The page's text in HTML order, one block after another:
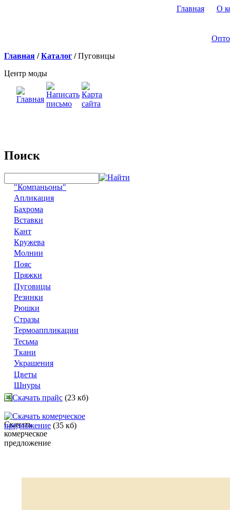
Главная О
Главная /Каталог /Пуговицы
Центр моды
Поиск
"Компаньоны"
Апликация
Бахрома
Вставки
Кант
Кружева
Молнии
Пояс
Пряжки
Пуговицы
Резинки
Рюшки
Стразы
Термоаппликации
Тесьма
Ткани
Украшения
Цветы
Шнуры
Скачать прайс (23 кб)
Скачать комерческое
предложение (35 кб)